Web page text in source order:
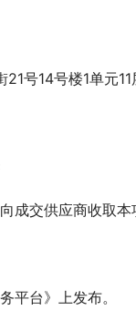
号14号楼1单元11
成交供应商收取
平台》上发布。